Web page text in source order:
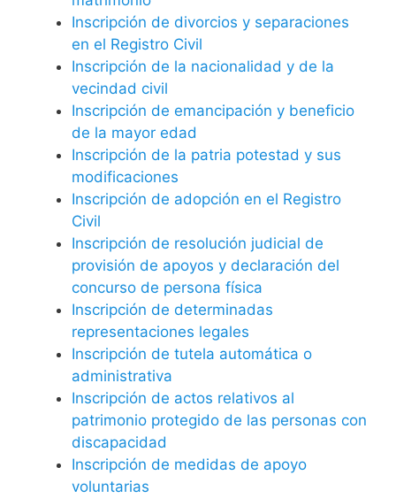
Inscripción de divorcios y separaciones
en el Registro Civil
Inscripción de la nacionalidad y de la
vecindad civil
Inscripción de emancipación y beneficio
de la mayor edad
Inscripción de la patria potestad y sus
modificaciones
Inscripción de adopción en el Registro
Civil
Inscripción de resolución judicial de
provisión de apoyos y declaración del
concurso de persona física
Inscripción de determinadas
representaciones legales
Inscripción de tutela automática o
administrativa
Inscripción de actos relativos al
patrimonio protegido de las personas con
discapacidad
Inscripción de medidas de apoyo
voluntarias